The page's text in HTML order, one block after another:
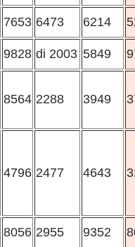
7653 6473 6214
9828 di 2003 5849
8564 2288 3949
4796 2477 4643
8056 2955 9352